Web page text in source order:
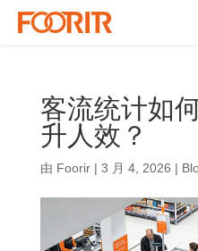
客流统计如
升人效？
由 Foorir| 3 月 4, 2026 |